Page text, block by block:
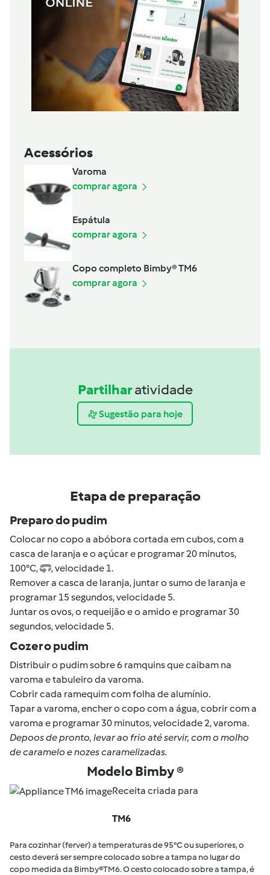
Acessórios
Varoma
comprar agora
Espátula
comprar agora
Copo completo Bimby® TM6
comprar agora
Partilharatividade
Sugestão para hoje
Etapa de preparação
Preparo do pudim
Colocar no copo a abóbora cortada em cubos, com a
casca de laranja e o açúcar e programar 20 minutos,
100°C,
, velocidade 1.
Remover a casca de laranja, juntar o sumo de laranja e
programar 15 segundos, velocidade 5.
Juntar os ovos, o requeijão e o amido e programar 30
segundos, velocidade 5.
Cozer o pudim
Distribuir o pudim sobre 6 ramquins que caibam na
varoma e tabuleiro da varoma.
Cobrir cada ramequim com folha de alumínio.
Tapar a varoma, encher o copo com a água, cobrir com a
varoma e programar 30 minutos, velocidade 2, varoma.
Depoos de pronto, levar ao frio até servir, com o molho
de caramelo e nozes caramelizadas.
Modelo Bimby ®
Receita criada para
TM6
Para cozinhar (ferver) a temperaturas de 95°C ou superiores, o
cesto deverá ser sempre colocado sobre a tampa no lugar do
copo medida da Bimby®TM6. O cesto colocado sobre a tampa, é